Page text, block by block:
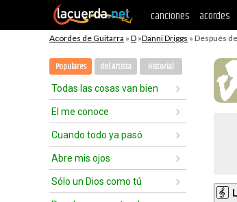
canciones acordes
Acordes de Guitarra » D »Danni Driggs » Después
Populares del Artista Historial
Todas las cosas van bien
El me conoce
Cuando todo ya pasó
Abre mis ojos
Sólo un Dios como tú